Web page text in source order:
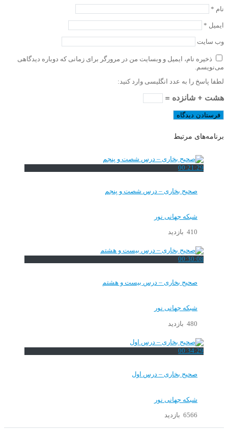
نام *
ایمیل *
وب‌ سایت
ذخیره نام، ایمیل و وبسایت من در مرورگر برای زمانی که دوباره دیدگاهی
می‌نویسم.
لطفا پاسخ را به عدد انگلیسی وارد کنید:
هشت + شانزده =
برنامه‌های مرتبط
00:21:29
صحیح بخاری – درس شصت و پنجم
شبکه جهانی نور
410 بازدید
00:30:08
صحیح بخاری – درس بیست و هشتم
شبکه جهانی نور
480 بازدید
00:34:29
صحیح بخاری – درس اول
شبکه جهانی نور
6566 بازدید